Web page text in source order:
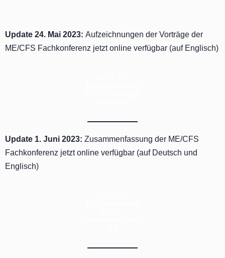
Update 24. Mai 2023: Aufzeichnungen der Vorträge der
ME/CFS Fachkonferenz jetzt online verfügbar (auf Englisch)
Update 1. Juni 2023: Zusammenfassung der ME/CFS
Fachkonferenz jetzt online verfügbar (auf Deutsch und
Englisch)